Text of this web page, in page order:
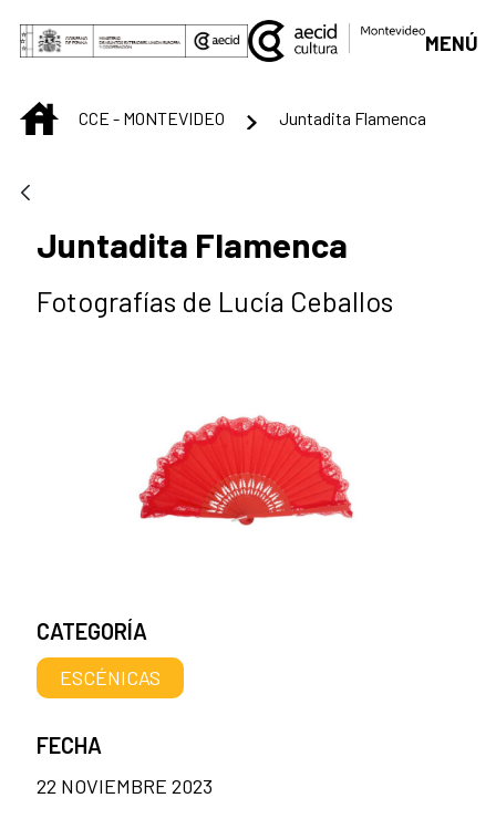
Saltar al contenido principal
MENÚ
INICIOCCE - MONTEVIDEO Juntadita Flamenca
Juntadita Flamenca
Fotografías de Lucía Ceballos
CATEGORÍA
ESCÉNICAS
FECHA
22 NOVIEMBRE 2023